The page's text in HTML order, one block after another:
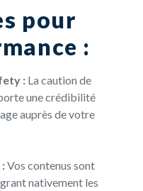
pour
:
:La caution de
une crédibilité
auprès de votre
Vos contenus sont
nativement les